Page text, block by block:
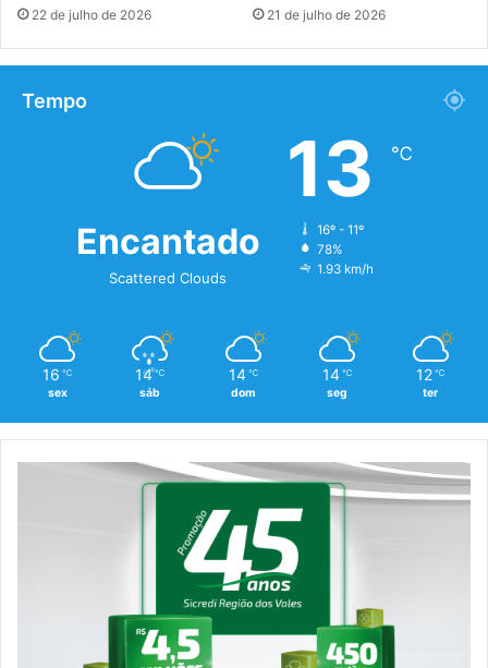
22 de julho de 2026 21 de julho de 2026
Tempo
Encantado
Scattered Clouds
13 ℃
16º - 11º
78%
1.93 km/h
16 ℃
sex
14 ℃
sáb
14 ℃
dom
14 ℃
seg
12 ℃
ter